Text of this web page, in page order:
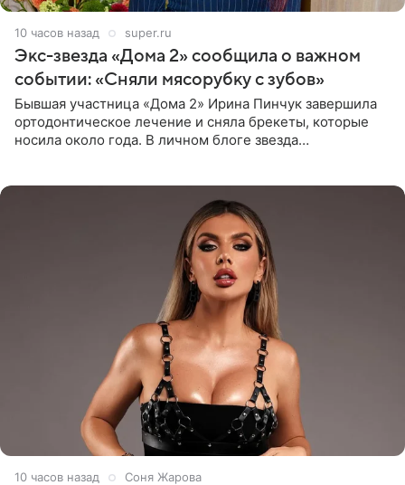
10 часов назад super.ru
Экс-звезда «Дома 2» сообщила о важном
событии: «Сняли мясорубку с зубов»
Бывшая участница «Дома 2» Ирина Пинчук завершила
ортодонтическое лечение и сняла брекеты, которые
носила около года. В личном блоге звезда
10 часов назад Соня Жарова